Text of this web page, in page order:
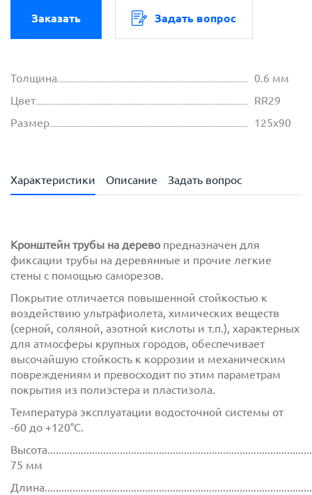
Заказать Задать вопрос
Толщина
0.6 мм
Цвет
RR29
Размер
125х90
Характеристики Описание Задать вопрос
Кронштейн трубы на деревопредназначен для
фиксации трубы на деревянные и прочие легкие
стены с помощью саморезов.
Покрытие отличается повышенной стойкостью к
воздействию ультрафиолета, химических веществ
(серной, соляной, азотной кислоты и т.п.), характерных
для атмосферы крупных городов, обеспечивает
высочайшую стойкость к коррозии и механическим
повреждениям и превосходит по этим параметрам
покрытия из полиэстера и пластизола.
Температура эксплуатации водосточной системы от
-60 до +120°C.
75 мм